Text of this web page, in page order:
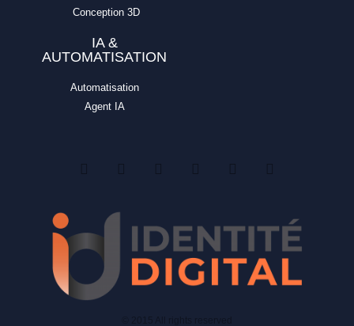
Conception 3D
IA &
AUTOMATISATION
Automatisation
Agent IA